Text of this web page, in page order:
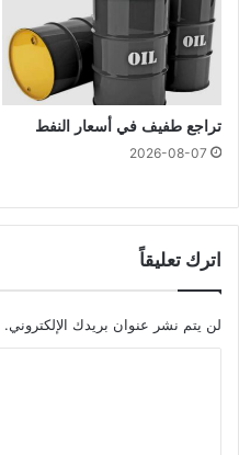
تراجع طفيف في أسعار النفط
2026-08-07
اترك تعليقاً
لن يتم نشر عنوان بريدك الإلكتروني.